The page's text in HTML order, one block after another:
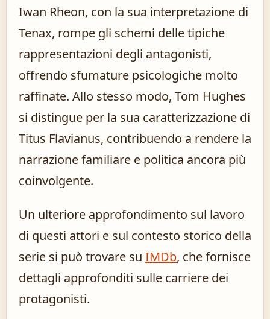
Iwan Rheon, con la sua interpretazione di
Tenax, rompe gli schemi delle tipiche
rappresentazioni degli antagonisti,
offrendo sfumature psicologiche molto
raffinate. Allo stesso modo, Tom Hughes
si distingue per la sua caratterizzazione di
Titus Flavianus, contribuendo a rendere la
narrazione familiare e politica ancora più
coinvolgente.
Un ulteriore approfondimento sul lavoro
di questi attori e sul contesto storico della
serie si può trovare su IMDb, che fornisce
dettagli approfonditi sulle carriere dei
protagonisti.